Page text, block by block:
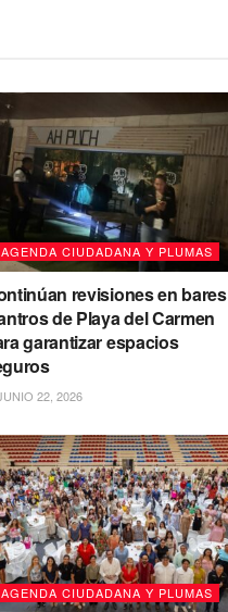
AGENDA CIUDADANA Y PLUMAS
revisiones en bares
de Playa del Carmen
garantizar espacios
22, 2026
AGENDA CIUDADANA Y PLUMAS